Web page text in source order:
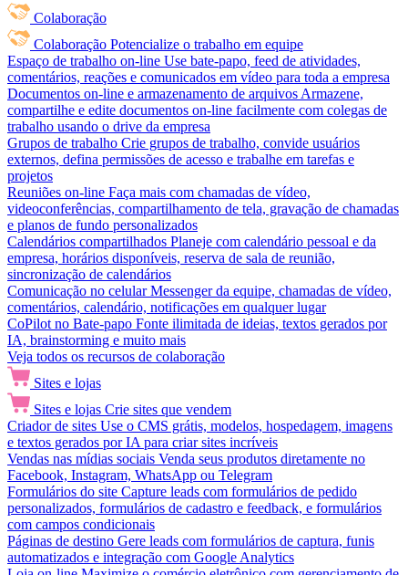
Colaboração
Colaboração Potencialize o trabalho em equipe
Espaço de trabalho on-line Use bate-papo, feed de atividades,
comentários, reações e comunicados em vídeo para toda a empresa
Documentos on-line e armazenamento de arquivos Armazene,
compartilhe e edite documentos on-line facilmente com colegas de
trabalho usando o drive da empresa
Grupos de trabalho Crie grupos de trabalho, convide usuários
externos, defina permissões de acesso e trabalhe em tarefas e
projetos
Reuniões on-line Faça mais com chamadas de vídeo,
videoconferências, compartilhamento de tela, gravação de chamadas
e planos de fundo personalizados
Calendários compartilhados Planeje com calendário pessoal e da
empresa, horários disponíveis, reserva de sala de reunião,
sincronização de calendários
Comunicação no celular Messenger da equipe, chamadas de vídeo,
comentários, calendário, notificações em qualquer lugar
CoPilot no Bate-papo Fonte ilimitada de ideias, textos gerados por
IA, brainstorming e muito mais
Veja todos os recursos de colaboração
Sites e lojas
Sites e lojas Crie sites que vendem
Criador de sites Use o CMS grátis, modelos, hospedagem, imagens
e textos gerados por IA para criar sites incríveis
Vendas nas mídias sociais Venda seus produtos diretamente no
Facebook, Instagram, WhatsApp ou Telegram
Formulários do site Capture leads com formulários de pedido
personalizados, formulários de cadastro e feedback, e formulários
com campos condicionais
Páginas de destino Gere leads com formulários de captura, funis
automatizados e integração com Google Analytics